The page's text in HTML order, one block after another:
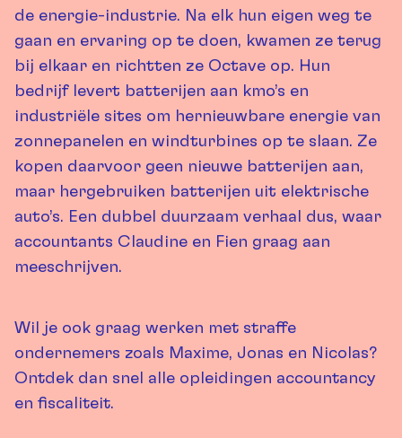
de energie-industrie. Na elk hun eigen weg te
gaan en ervaring op te doen, kwamen ze terug
bij elkaar en richtten ze Octave op. Hun
bedrijf levert batterijen aan kmo’s en
industriële sites om hernieuwbare energie van
zonnepanelen en windturbines op te slaan. Ze
kopen daarvoor geen nieuwe batterijen aan,
maar hergebruiken batterijen uit elektrische
auto’s. Een dubbel duurzaam verhaal dus, waar
accountants Claudine en Fien graag aan
meeschrijven.
Wil je ook graag werken met straffe
ondernemers zoals Maxime, Jonas en Nicolas?
Ontdek dan snel alle opleidingen accountancy
en fiscaliteit.